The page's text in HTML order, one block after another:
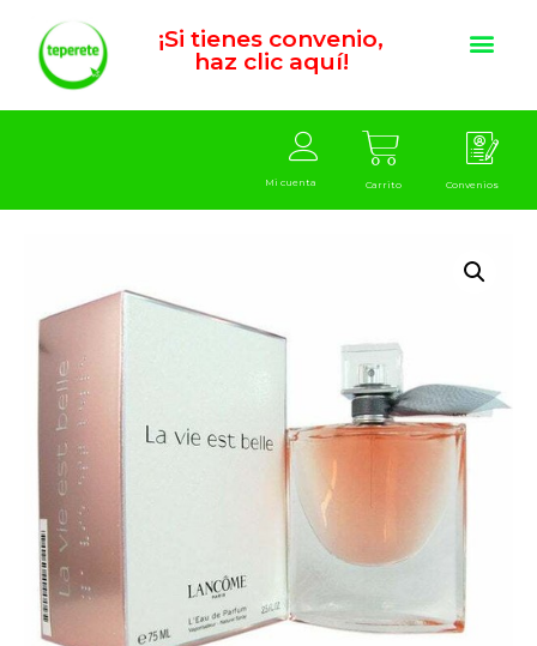
¡Si tienes convenio,
haz clic aquí!
Mi cuenta Carrito Convenios